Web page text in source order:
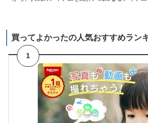
買ってよかったの人気おすすめラン
1